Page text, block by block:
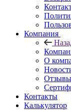
Компания
О
Отзывы
Контакты
Калькулятор